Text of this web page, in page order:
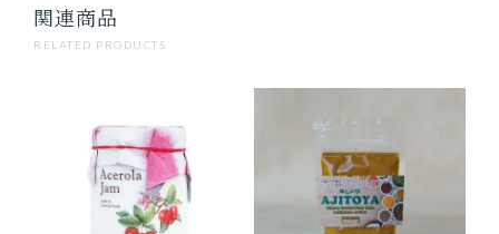
RELATED PRODUCTS
関連商品